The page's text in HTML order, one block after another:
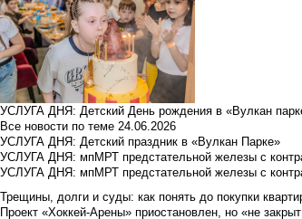
УСЛУГА ДНЯ: Детский День рождения в «Вулкан
Все новости по теме 24.06.2026
УСЛУГА ДНЯ: Детский праздник в «Вулкан Парке»
УСЛУГА ДНЯ: мпМРТ предстательной железы с
УСЛУГА ДНЯ: мпМРТ предстательной железы с
Трещины, долги и суды: как понять до покупки
Проект «Хоккей-Арены» приостановлен, но «не